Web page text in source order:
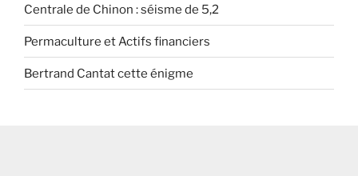
Centrale de Chinon : séisme de 5,2
Permaculture et Actifs financiers
Bertrand Cantat cette énigme